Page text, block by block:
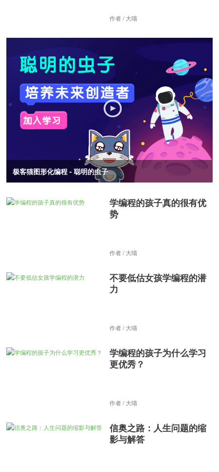
作者 / 大喵
极客猫图形化编程 - 聪明的虫子
学编程的孩子真的很有优
势
作者 / 大喵
不要低估女孩学编程的潜
力
作者 / 大喵
学编程的孩子为什么学习
更优秀？
作者 / 大喵
信奥之路：人生问题的缩
影与解答